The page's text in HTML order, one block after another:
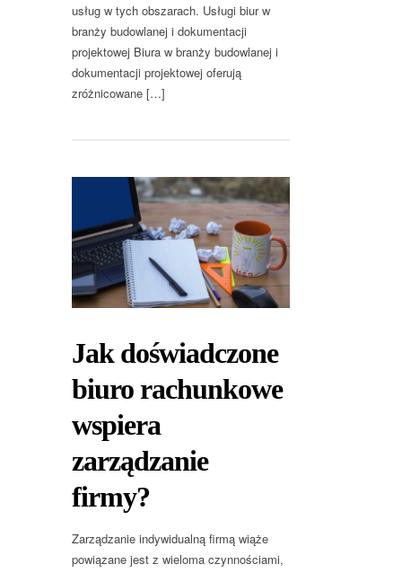
usług w tych obszarach. Usługi biur w
branży budowlanej i dokumentacji
projektowej Biura w branży budowlanej i
dokumentacji projektowej oferują
zróżnicowane […]
Jak doświadczone
biuro rachunkowe
wspiera
zarządzanie
firmy?
Zarządzanie indywidualną firmą wiąże
powiązane jest z wieloma czynnościami,